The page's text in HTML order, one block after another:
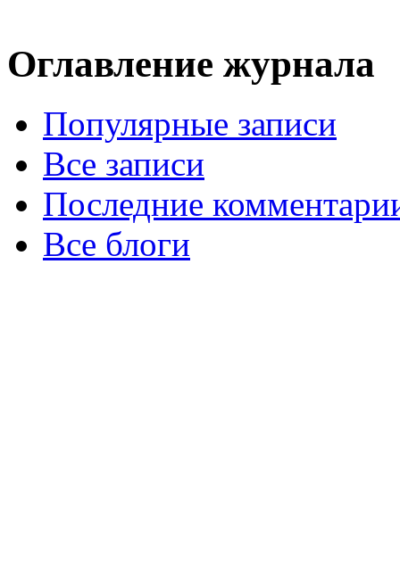
Оглавление журнала
Популярные записи
Все записи
Последние
Все блоги